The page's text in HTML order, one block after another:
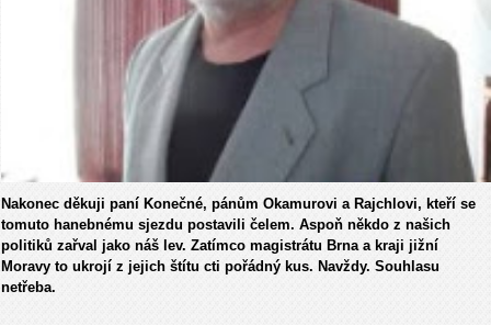
Nakonec děkuji paní Konečné, pánům Okamurovi a Rajchlovi, kteří se
tomuto hanebnému sjezdu postavili čelem. Aspoň někdo z našich
politiků zařval jako náš lev. Zatímco magistrátu Brna a kraji jižní
Moravy to ukrojí z jejich štítu cti pořádný kus. Navždy. Souhlasu
netřeba.